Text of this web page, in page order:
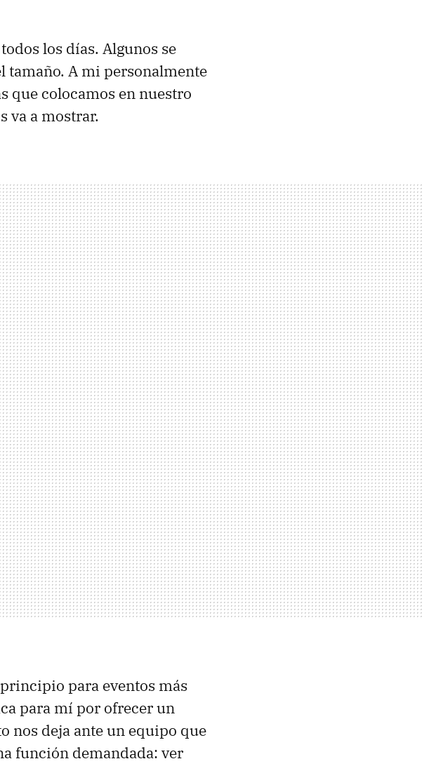
los días. Algunos se
tamaño. A mi personalmente
que colocamos en nuestro
va a mostrar.
para eventos más
para mí por ofrecer un
nos deja ante un equipo que
función demandada: ver